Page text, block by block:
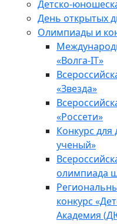
Детско-
День открытых
Олимпиады и
«Волга-IT»
«Звезда»
«Россети»
Конкурс
ученый»
олимпиада
конкурс
Академия